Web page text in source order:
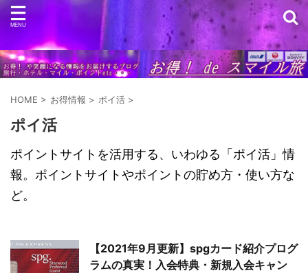
HOME > お得情報 > ポイ活 >
ポイ活
ポイントサイトを活用する、いわゆる「ポイ活」情
報。ポイントサイトやポイントの貯め方・使い方な
ど。
【2021年9月更新】spgカード紹介プログ
ラムの真実！入会特典・新規入会キャン